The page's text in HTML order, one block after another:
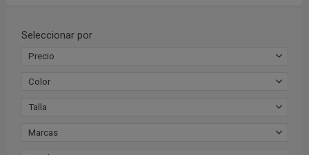
Seleccionar por
Precio
Color
Talla
Marcas